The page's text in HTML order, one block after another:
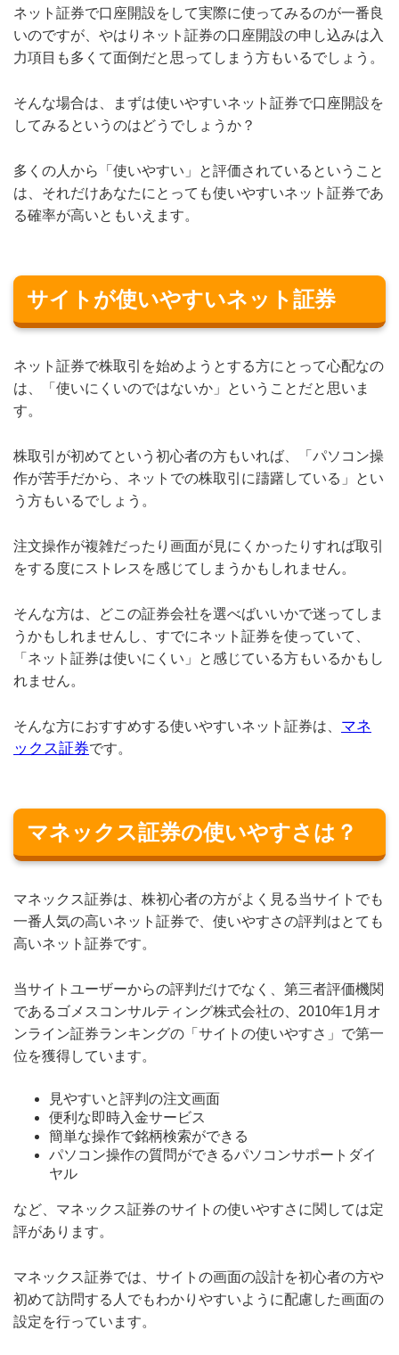
ネット証券で口座開設をして実際に使ってみるのが一番良
いのですが、やはりネット証券の口座開設の申し込みは入
力項目も多くて面倒だと思ってしまう方もいるでしょう。
そんな場合は、まずは使いやすいネット証券で口座開設を
してみるというのはどうでしょうか？
多くの人から「使いやすい」と評価されているということ
は、それだけあなたにとっても使いやすいネット証券であ
る確率が高いともいえます。
サイトが使いやすいネット証券
ネット証券で株取引を始めようとする方にとって心配なの
は、「使いにくいのではないか」ということだと思いま
す。
株取引が初めてという初心者の方もいれば、「パソコン操
作が苦手だから、ネットでの株取引に躊躇している」とい
う方もいるでしょう。
注文操作が複雑だったり画面が見にくかったりすれば取引
をする度にストレスを感じてしまうかもしれません。
そんな方は、どこの証券会社を選べばいいかで迷ってしま
うかもしれませんし、すでにネット証券を使っていて、
「ネット証券は使いにくい」と感じている方もいるかもし
れません。
そんな方におすすめする使いやすいネット証券は、 マネ
ックス証券です。
マネックス証券の使いやすさは？
マネックス証券は、株初心者の方がよく見る当サイトでも
一番人気の高いネット証券で、使いやすさの評判はとても
高いネット証券です。
当サイトユーザーからの評判だけでなく、第三者評価機関
であるゴメスコンサルティング株式会社の、2010年1月オ
ンライン証券ランキングの「サイトの使いやすさ」で第一
位を獲得しています。
見やすいと評判の注文画面
便利な即時入金サービス
簡単な操作で銘柄検索ができる
パソコン操作の質問ができるパソコンサポートダイ
ヤル
など、マネックス証券のサイトの使いやすさに関しては定
評があります。
マネックス証券では、サイトの画面の設計を初心者の方や
初めて訪問する人でもわかりやすいように配慮した画面の
設定を行っています。